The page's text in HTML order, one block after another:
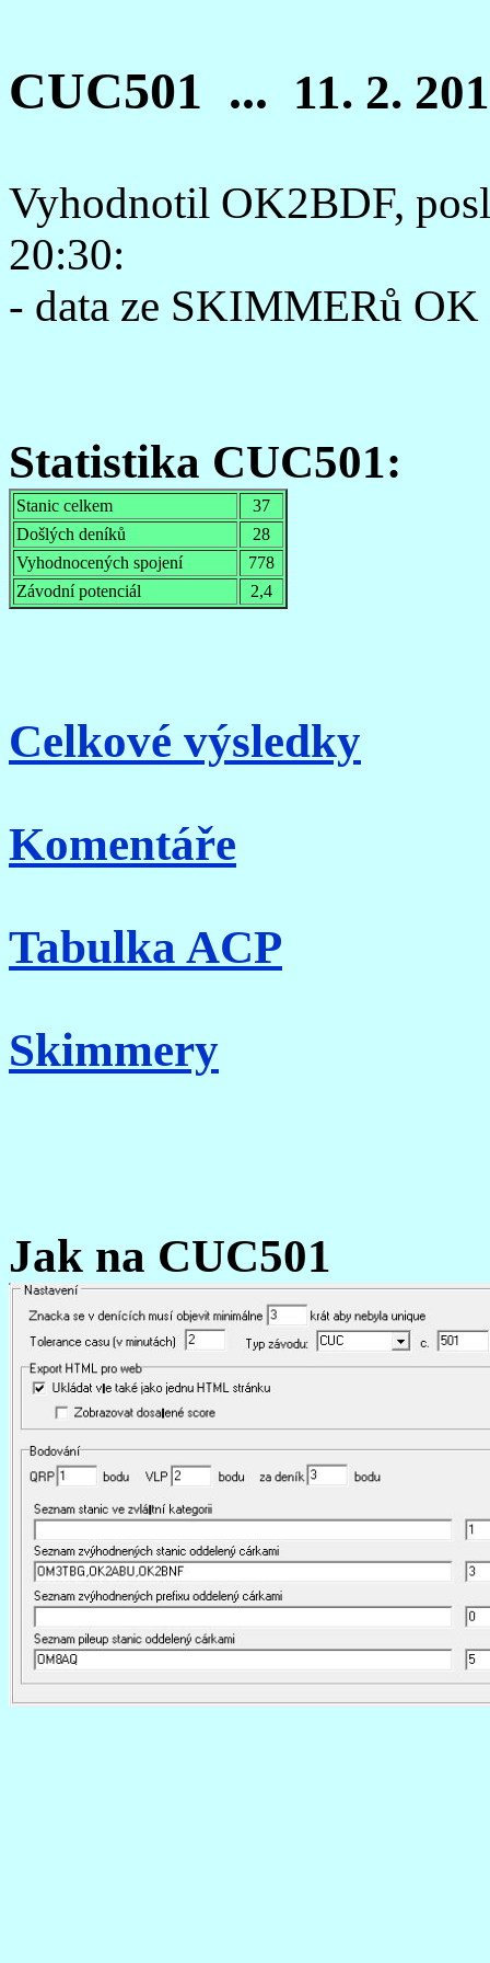
CUC501 ... 11. 2.
Vyhodnotil OK2BDF,
20:30:
- data ze SKIMMERů OK
Statistika CUC501:
Stanic celkem
37
Došlých deníků
28
Vyhodnocených spojení
778
Závodní potenciál
2,4
Celkové výsledky
Komentáře
Tabulka ACP
Skimmery
Jak na CUC501